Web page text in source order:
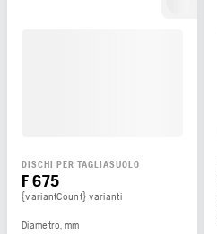
DISCHI PER TAGLIASUOLO
F 675
{variantCount} varianti
Diametro, mm